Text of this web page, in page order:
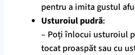
pentru a imita gustul
Usturoiul pudră:
– Poți înlocui usturoiul
tocat proaspăt sau cu